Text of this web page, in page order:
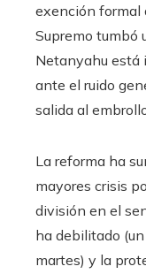
exención formal
Supremo tumbó
Netanyahu está
ante el ruido
salida al
La reforma ha
mayores crisis
división en el
ha debilitado
martes) y la